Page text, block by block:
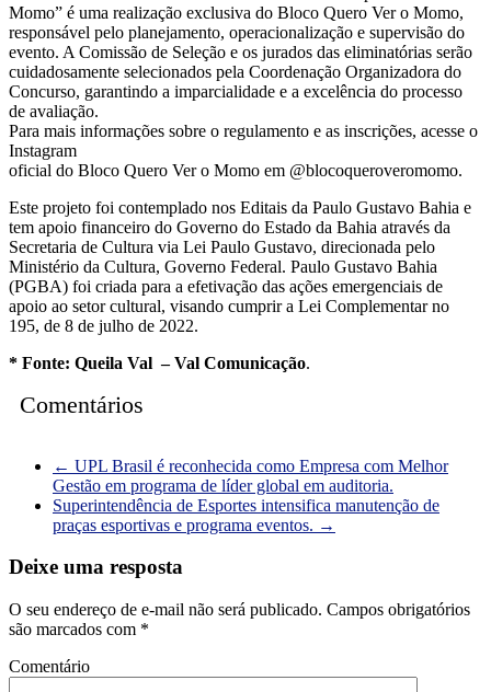
Momo” é uma realização exclusiva do Bloco Quero Ver o Momo,
responsável pelo planejamento, operacionalização e supervisão do
evento. A Comissão de Seleção e os jurados das eliminatórias serão
cuidadosamente selecionados pela Coordenação Organizadora do
Concurso, garantindo a imparcialidade e a excelência do processo
de avaliação.
Para mais informações sobre o regulamento e as inscrições, acesse o
Instagram
oficial do Bloco Quero Ver o Momo em @blocoqueroveromomo.
Este projeto foi contemplado nos Editais da Paulo Gustavo Bahia e
tem apoio financeiro do Governo do Estado da Bahia através da
Secretaria de Cultura via Lei Paulo Gustavo, direcionada pelo
Ministério da Cultura, Governo Federal. Paulo Gustavo Bahia
(PGBA) foi criada para a efetivação das ações emergenciais de
apoio ao setor cultural, visando cumprir a Lei Complementar no
195, de 8 de julho de 2022.
* Fonte: Queila Val – Val Comunicação.
Comentários
← UPL Brasil é reconhecida como Empresa com Melhor
Gestão em programa de líder global em auditoria.
Superintendência de Esportes intensifica manutenção de
praças esportivas e programa eventos. →
Deixe uma resposta
O seu endereço de e-mail não será publicado. Campos obrigatórios
são marcados com *
Comentário